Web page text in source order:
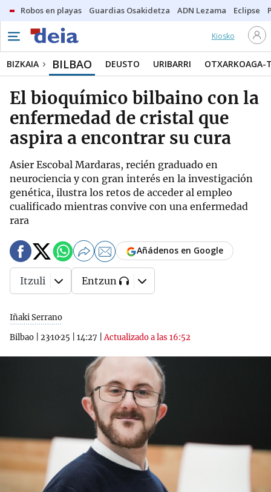
Robos en playas Guardias Osakidetza ADN Lezama Eclipse
Kiosko
BIZKAIA BILBAO DEUSTO URIBARRI OTXARKOAGA-
El bioquímico bilbaino con la
enfermedad de cristal que
aspira a encontrar su cura
Asier Escobal Mardaras, recién graduado en
neurociencia y con gran interés en la investigación
genética, ilustra los retos de acceder al empleo
cualificado mientras convive con una enfermedad
rara
Iñaki Serrano
Bilbao
23·10·25 14:27 |Actualizado a las 16:52
Añádenos en Google
Itzuli Entzun